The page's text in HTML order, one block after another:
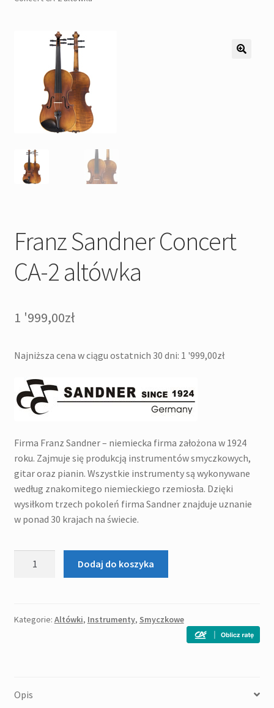
Pozostałe
Franz Sandner Concert
CA-2 altówka
1 '999,00zł
Najniższa cena w ciągu ostatnich 30 dni: 1 '999,00zł
Firma Franz Sandner – niemiecka firma założona w 1924
roku. Zajmuje się produkcją instrumentów smyczkowych,
gitar oraz pianin. Wszystkie instrumenty są wykonywane
według znakomitego niemieckiego rzemiosła. Dzięki
wysiłkom trzech pokoleń firma Sandner znajduje uznanie
w ponad 30 krajach na świecie.
CA-
Dodaj do koszyka
Kategorie: Altówki, Instrumenty, Smyczkowe
Opis